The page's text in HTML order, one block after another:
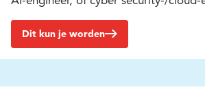
Dit kun je worden